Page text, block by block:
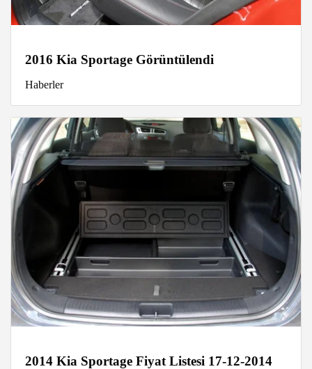
2016 Kia Sportage Görüntülendi
Haberler
2014 Kia Sportage Fiyat Listesi 17-12-2014